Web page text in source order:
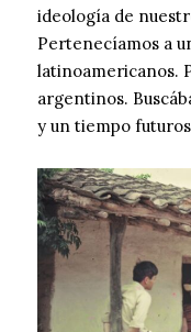
ideología de
Pertenecíamos a
latinoamericanos.
argentinos.
y un tiempo